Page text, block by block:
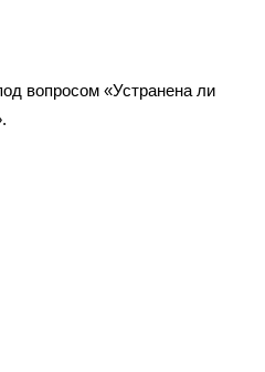
вопросом «Устранена ли